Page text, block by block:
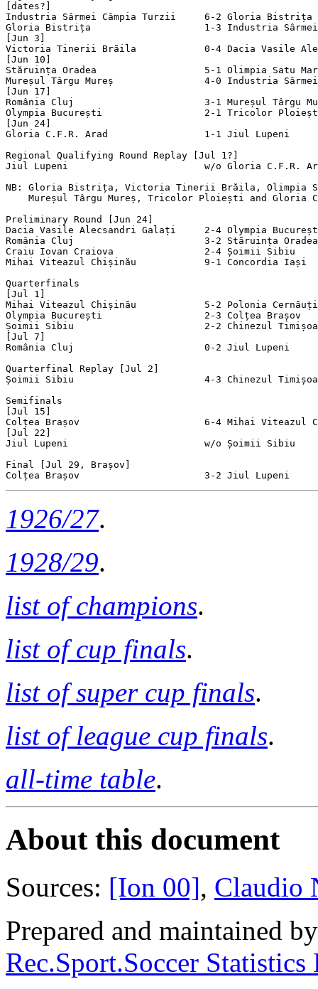
[dates?]
Industria Sârmei Câmpia Turzii     6-2
Gloria Bistrița                    1-3 Industria
[Jun 3]
Victoria Tinerii Brăila            0-4 Dacia Vasile
[Jun 10]
Stăruința Oradea                   5-1
Mureșul Târgu Mureș                4-0 Industria
[Jun 17]
România Cluj                       3-1
Olympia București                  2-1
[Jun 24]
Gloria C.F.R. Arad                 1-
Regional Qualifying Round Replay [Jul 1?]
Jiul Lupeni                        w/o Gloria C.F.R.
NB: Gloria Bistrița, Victoria Tinerii Brăila, Olimpia
Mureșul Târgu Mureș, Tricolor Ploiești and Gloria
Preliminary Round [Jun 24]
Dacia Vasile Alecsandri Galați     2-4 Olympia
România Cluj                       3-2
Craiu Iovan Craiova                2-4
Mihai Viteazul Chișinău            9-1
Quarterfinals
[Jul 1]
Mihai Viteazul Chișinău            5-2
Olympia București                  2-3 Colțea
Șoimii Sibiu                       2-2 Chinezul
[Jul 7]
România Cluj                       0-2
Quarterfinal Replay [Jul 2]
Șoimii Sibiu                       4-3 Chinezul
Semifinals
[Jul 15]
Colțea Brașov                      6-4 Mihai Viteazul
[Jul 22]
Jiul Lupeni                        w/o Șoimii Sibiu
Final [Jul 29, Brașov]
1926/27.
1928/29.
list of champions.
list of cup finals.
list of super cup finals.
list of league cup finals.
all-time table.
About this document
Sources: [Ion 00], Claudio
Prepared and maintained
Rec.Sport.Soccer